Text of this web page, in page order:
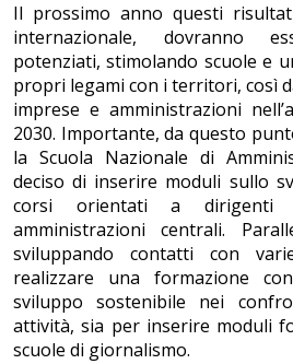
Il prossimo anno questi
internazionale, dovranno
potenziati, stimolando scuole e
propri legami con i territori, così
imprese e amministrazioni
2030. Importante, da questo
la Scuola Nazionale di
deciso di inserire moduli sullo
corsi orientati a dirigenti
amministrazioni centrali.
sviluppando contatti con
realizzare una formazione
sviluppo sostenibile nei
attività, sia per inserire moduli
scuole di giornalismo.